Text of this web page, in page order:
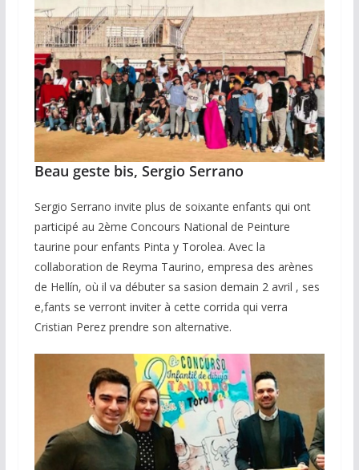
Beau geste bis, Sergio Serrano
Sergio Serrano invite plus de soixante enfants qui ont
participé au 2ème Concours National de Peinture
taurine pour enfants Pinta y Torolea. Avec la
collaboration de Reyma Taurino, empresa des arènes
de Hellín, où il va débuter sa sasion demain 2 avril , ses
e,fants se verront inviter à cette corrida qui verra
Cristian Perez prendre son alternative.